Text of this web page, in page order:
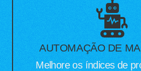
AUTOMAÇÃO DE
Melhore os índices de